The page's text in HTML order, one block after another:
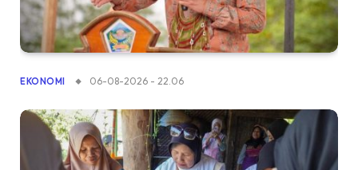
EKONOMI 06-08-2026 - 22.06